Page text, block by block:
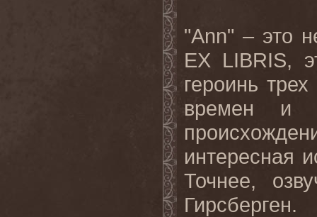
"Ann" – это
EX LIBRIS,
героинь
времен и
интересная
Точнее,
Гирсберген.